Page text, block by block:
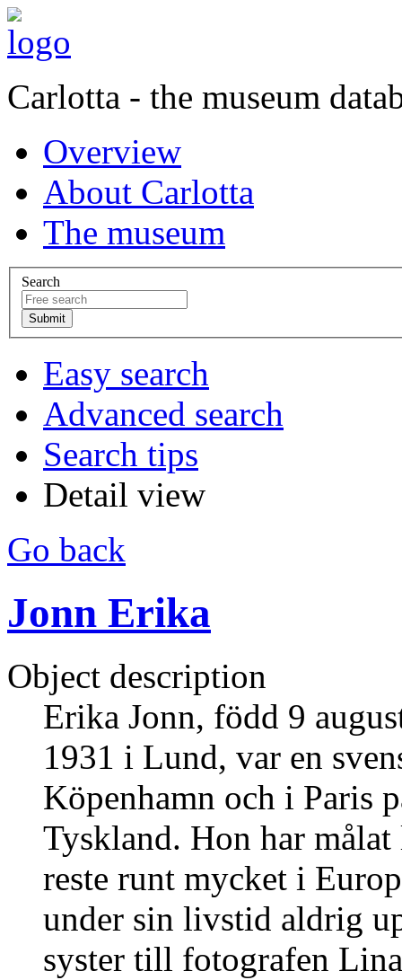
Carlotta - the museum
Overview
About Carlotta
The museum
Search
Easy search
Advanced search
Search tips
Detail view
Go back
Jonn Erika
Object description
Erika Jonn, född 9
1931 i Lund, var en
Köpenhamn och i Paris
Tyskland. Hon har
reste runt mycket i
under sin livstid aldrig
syster till fotografen